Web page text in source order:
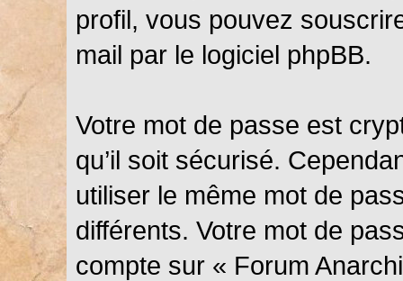
profil, vous pouvez
mail par le logiciel phpBB.
Votre mot de passe est
qu’il soit sécurisé.
utiliser le même mot de
différents. Votre mot de
compte sur « Forum